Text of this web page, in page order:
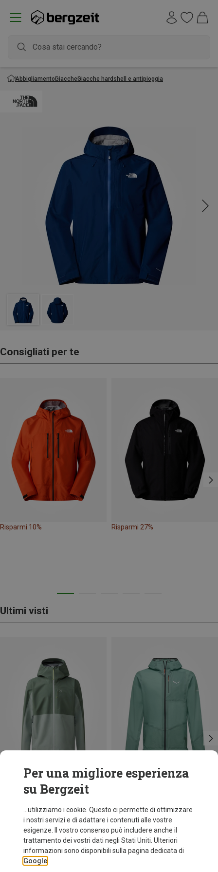
AbbigliamentoGiaccheGiacche hardshell e antipioggia
Consigliati per te
Risparmi 10% Risparmi 27%
Ultimi visti
Risparmi 44%
Per una migliore esperienza
su Bergzeit
...utilizziamo i cookie. Questo ci permette di ottimizzare
i nostri servizi e di adattare i contenuti alle vostre
esigenze. Il vostro consenso può includere anche il
trattamento dei vostri dati negli Stati Uniti. Ulteriori
informazioni sono disponibili sulla pagina dedicata di
Google